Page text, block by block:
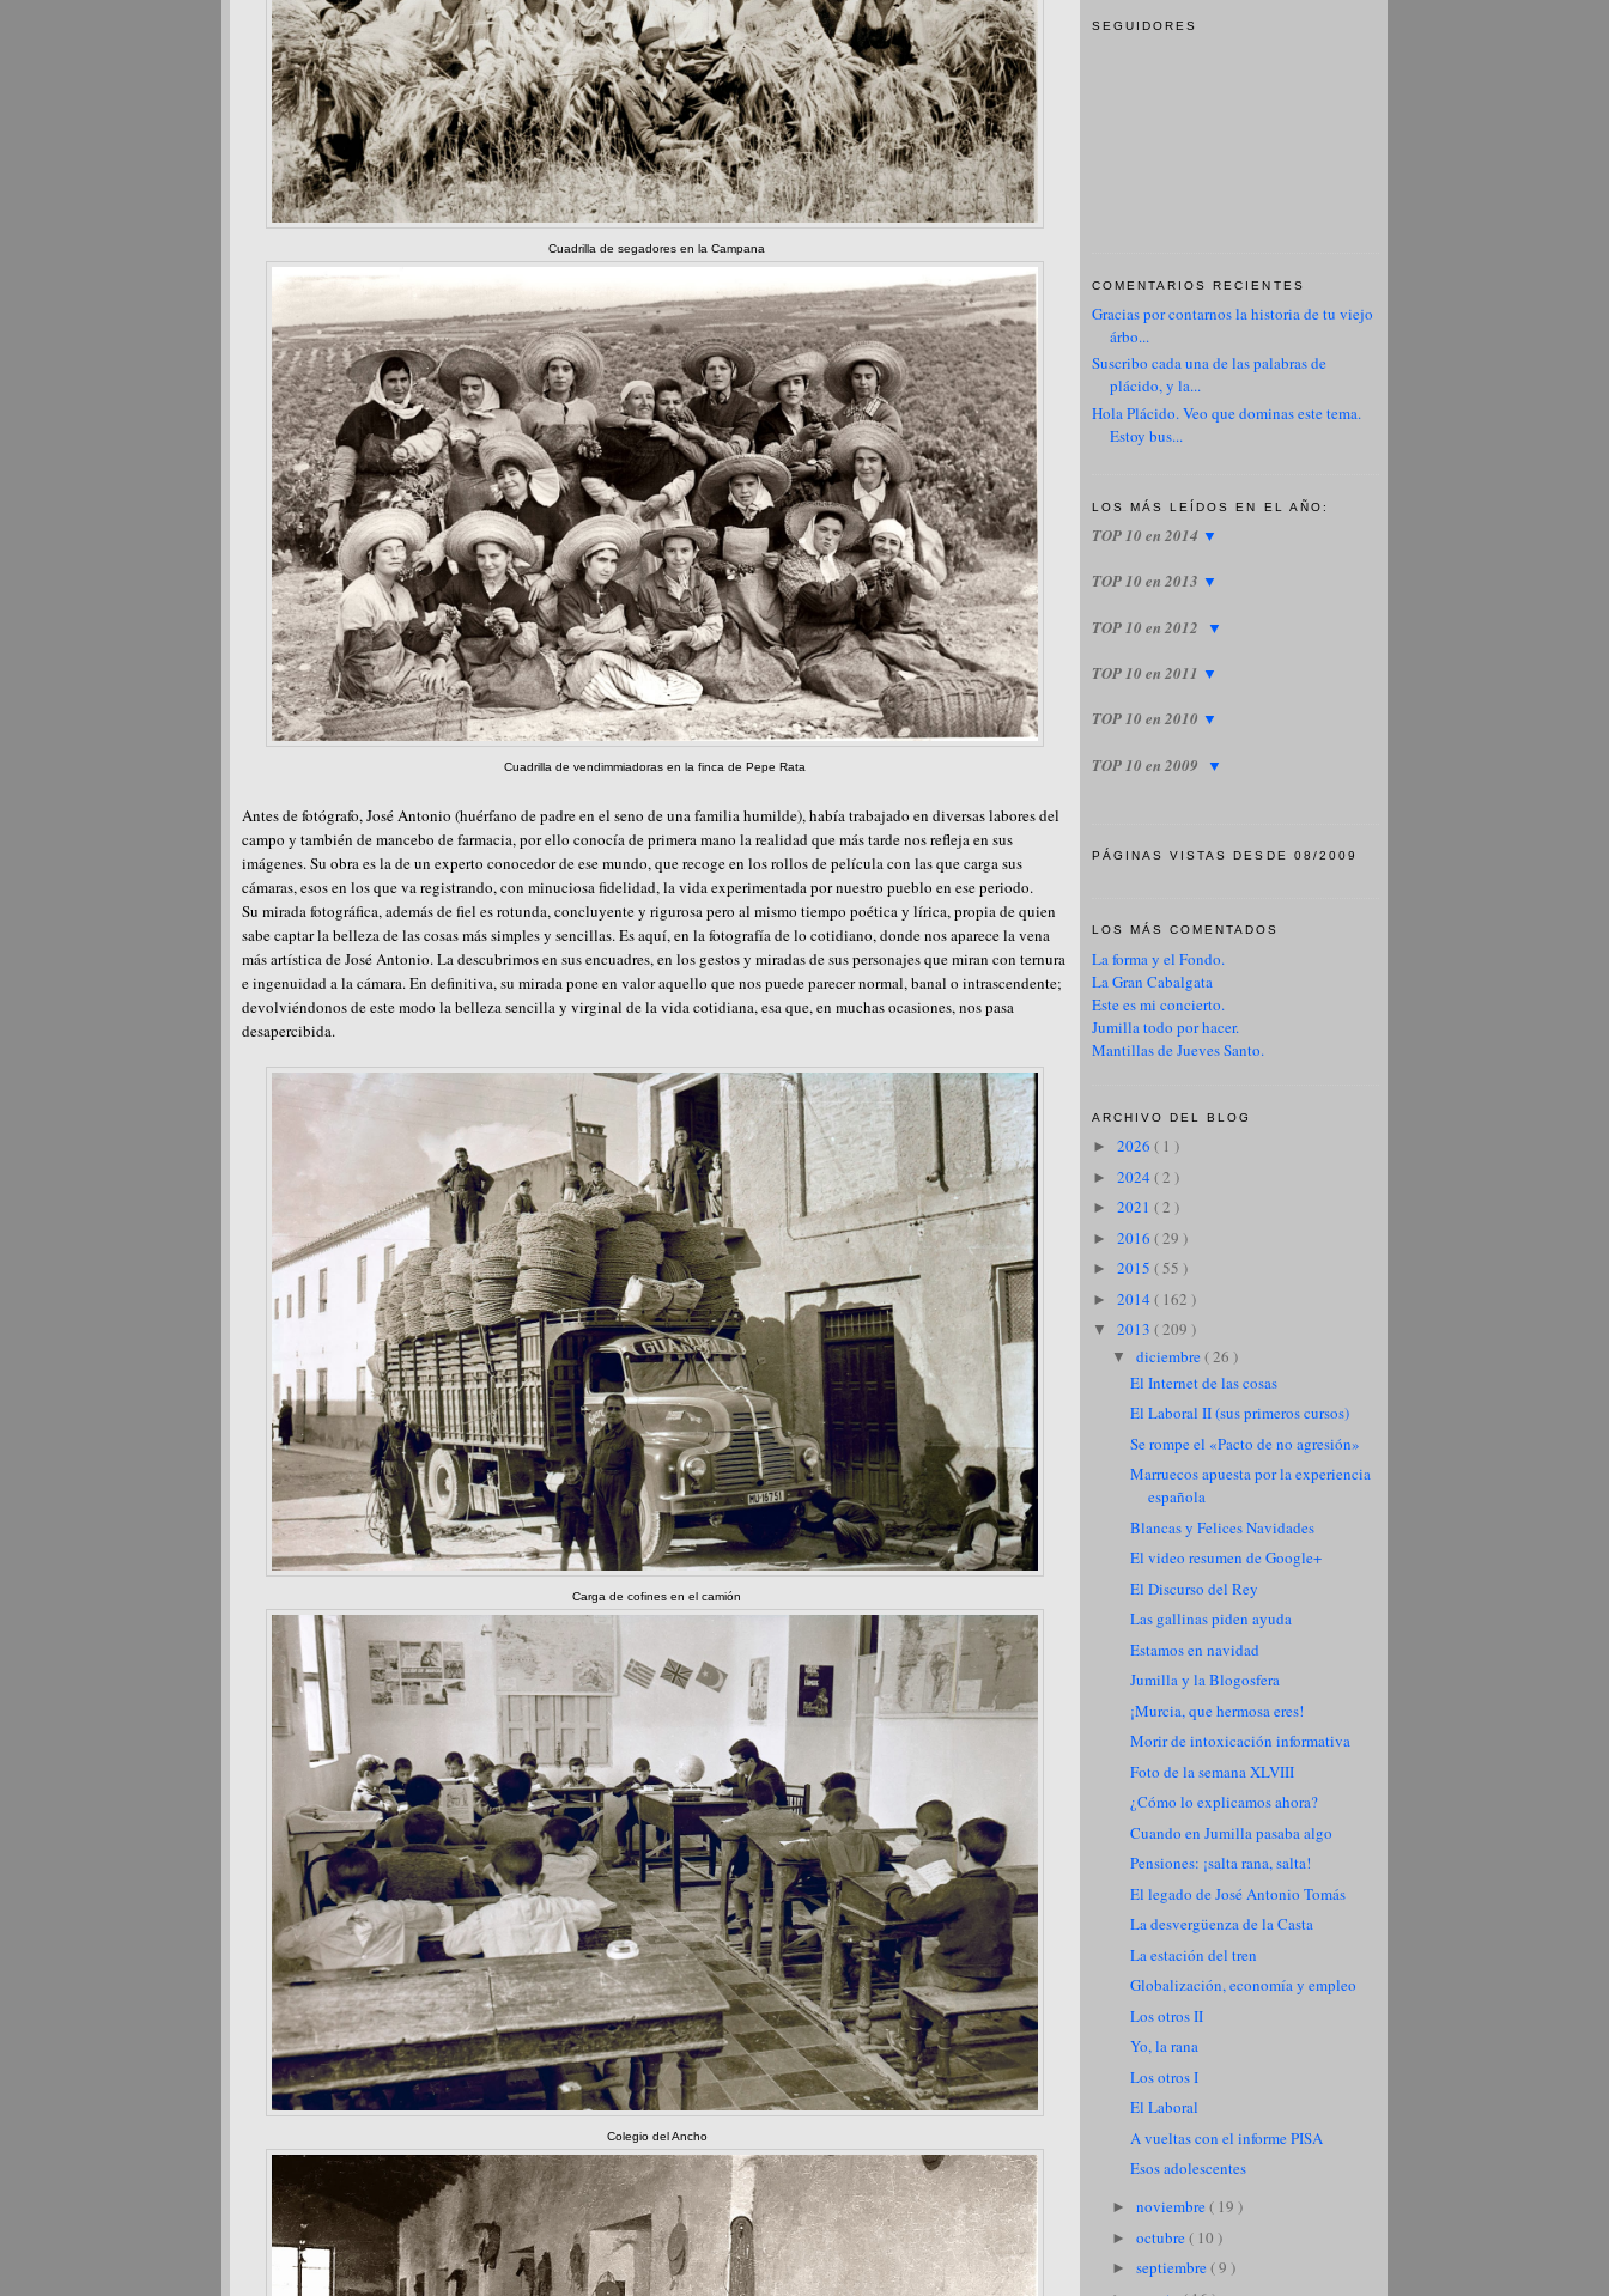
Cuadrilla de segadores en la Campana
Cuadrilla de vendimmiadoras en la finca de Pepe Rata
Antes de fotógrafo, José Antonio (huérfano de padre en el seno de una familia humilde), había trabajado en diversas labores del
campo y también de mancebo de farmacia, por ello conocía de primera mano la realidad que más tarde nos refleja en sus
imágenes. Su obra es la de un experto conocedor de ese mundo, que recoge en los rollos de película con las que carga sus
cámaras, esos en los que va registrando, con minuciosa fidelidad, la vida experimentada por nuestro pueblo en ese periodo.
Su mirada fotográfica, además de fiel es rotunda, concluyente y rigurosa pero al mismo tiempo poética y lírica, propia de quien
sabe captar la belleza de las cosas más simples y sencillas. Es aquí, en la fotografía de lo cotidiano, donde nos aparece la vena
más artística de José Antonio. La descubrimos en sus encuadres, en los gestos y miradas de sus personajes que miran con ternura
e ingenuidad a la cámara. En definitiva, su mirada pone en valor aquello que nos puede parecer normal, banal o intrascendente;
devolviéndonos de este modo la belleza sencilla y virginal de la vida cotidiana, esa que, en muchas ocasiones, nos pasa
desapercibida.
Carga de cofines en el camión
Colegio del Ancho
SEGUIDORES
COMENTARIOS RECIENTES
Gracias por contarnos la historia de tu viejo
árbo...
Suscribo cada una de las palabras de
plácido, y la...
Hola Plácido. Veo que dominas este tema.
Estoy bus...
LOS MÁS LEÍDOS EN EL AÑO:
TOP 10 en 2014 ▼
TOP 10 en 2013 ▼
TOP 10 en 2012 ▼
TOP 10 en 2011 ▼
TOP 10 en 2010 ▼
TOP 10 en 2009 ▼
PÁGINAS VISTAS DESDE 08/2009
LOS MÁS COMENTADOS
La forma y el Fondo.
La Gran Cabalgata
Este es mi concierto.
Jumilla todo por hacer.
Mantillas de Jueves Santo.
ARCHIVO DEL BLOG
► 2026 ( 1 )
► 2024 ( 2 )
► 2021 ( 2 )
► 2016 ( 29 )
► 2015 ( 55 )
► 2014 ( 162 )
▼ 2013 ( 209 )
▼ diciembre( 26 )
El Internet de las cosas
El Laboral II (sus primeros cursos)
Se rompe el «Pacto de no agresión»
Marruecos apuesta por la experiencia
española
Blancas y Felices Navidades
El video resumen de Google+
El Discurso del Rey
Las gallinas piden ayuda
Estamos en navidad
Jumilla y la Blogosfera
¡Murcia, que hermosa eres!
Morir de intoxicación informativa
Foto de la semana XLVIII
¿Cómo lo explicamos ahora?
Cuando en Jumilla pasaba algo
Pensiones: ¡salta rana, salta!
El legado de José Antonio Tomás
La desvergüenza de la Casta
La estación del tren
Globalización, economía y empleo
Los otros II
Yo, la rana
Los otros I
El Laboral
A vueltas con el informe PISA
Esos adolescentes
► noviembre( 19 )
► octubre( 10 )
► septiembre( 9 )